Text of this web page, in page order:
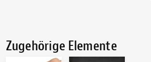
Zugehörige Elemente